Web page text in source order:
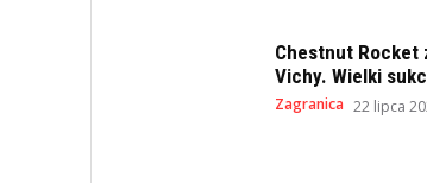
Chestnut Rocket
Vichy. Wielki
Zagranica 22 lipca